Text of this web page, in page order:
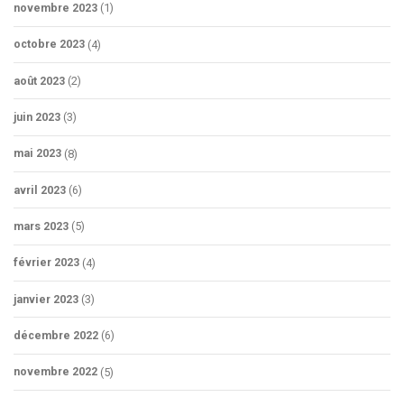
novembre 2023 (1)
octobre 2023 (4)
août 2023 (2)
juin 2023 (3)
mai 2023 (8)
avril 2023 (6)
mars 2023 (5)
février 2023 (4)
janvier 2023 (3)
décembre 2022 (6)
novembre 2022 (5)